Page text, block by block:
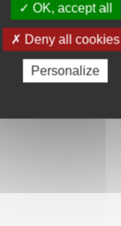
OK, accept all
Deny all cookies
Personalize